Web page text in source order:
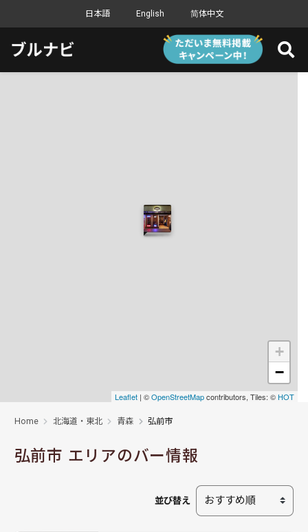
日本語 English 简体中文
+
−
Leaflet | ©OpenStreetMapcontributors, Tiles: © HOT
Home 北海道・東北 青森 弘前市
弘前市 エリアのバー情報
並び替え